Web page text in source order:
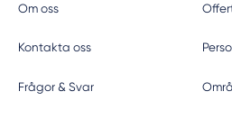
Om oss
Kontakta oss
Frågor & Svar